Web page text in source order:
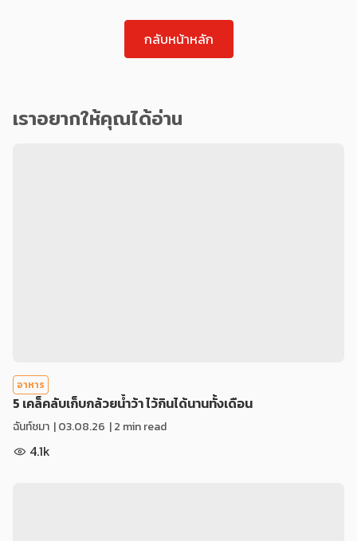
กลับหน้าหลัก
เราอยากให้คุณได้อ่าน
อาหาร
5 เคล็คลับเก็บกล้วยน้ำว้า ไว้กินได้นานทั้งเดือน
ฉันท์ชมา |03.08.26 | 2 min read
4.1k